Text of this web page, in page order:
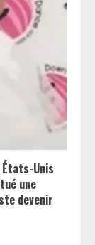
Unis
une
devenir